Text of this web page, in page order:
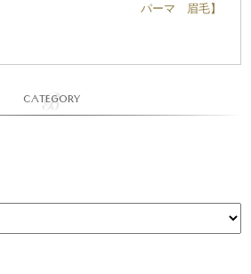
パーマ 眉毛】
CATEGORY